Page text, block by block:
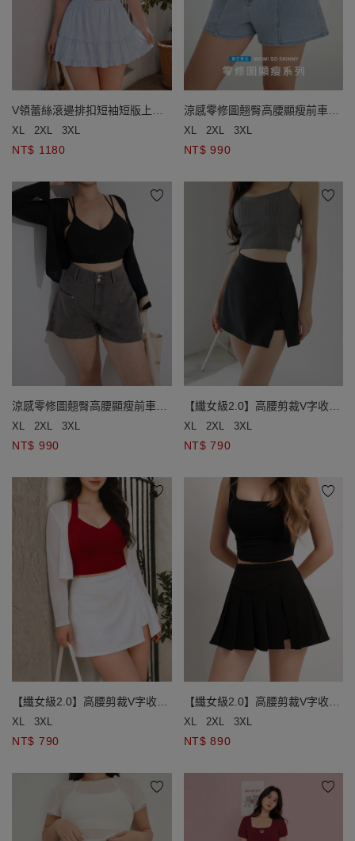
V領蕾絲滾邊排扣短袖短版上衣
鬆緊腰蛋糕短褲裙套裝
XL 2XL 3XL
NT$ 1180
涼感零修圖翹臀高腰顯瘦前車線
牛仔短褲
XL 2XL 3XL
NT$ 990
涼感零修圖翹臀高腰顯瘦前車線
牛仔短褲
XL 2XL 3XL
NT$ 990
【纖女級2.0】高腰剪裁V字收腹
褲裙
XL 2XL 3XL
NT$ 790
【纖女級2.0】高腰剪裁V字收腹
褲裙
XL 3XL
NT$ 790
【纖女級2.0】高腰剪裁V字收腹
百褶褲裙
XL 2XL 3XL
NT$ 890